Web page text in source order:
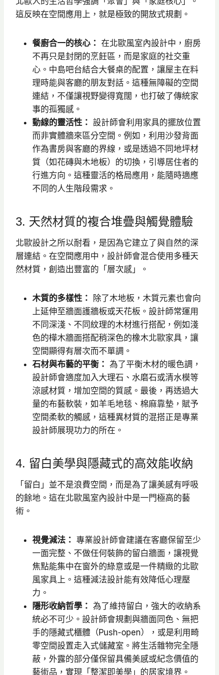
這反映在空間應用上，就是極致的開放式規劃。
餐廚合一的核心： 在北歐風室內設計中，廚房
不再只是封閉的烹飪區，而是家庭的社交重
心。中島吧台結合大餐桌的配置，讓屋主在料
理時能與客廳的朋友對話。這種無障礙的空間
連結，不僅讓視野變得寬闊，也打破了傳統家
事的孤獨感。
動線的靈活性： 設計師會利用家具的擺放位置
而非實體牆來區分空間。例如，利用沙發背面
作為書房與客廳的界線，或是透過不同地坪材
質（如花磚與木地板）的切換，引導居住者的
行進方向。這種靈活的格局應用，能隨時適應
不同的人生階段需求。
3. 天然材質的複合堆疊與觸覺體驗
北歐設計之所以耐看，是因為它建立了與自然的深
層連結。在空間應用中，設計師會混合使用多種天
然材質，創造出豐富的「層次感」。
木質的多樣性：
除了木地板，木質元素也會向
上延伸至牆面護牆板或天花板。設計師常運用
不同深淺、不同紋理的木材進行搭配，例如淺
色的樺木牆面搭配稍深色的橡木北歐家具，讓
空間顯得有層次而不單調。
石材與布藝的平衡： 為了平衡木材的暖色調，
設計師會適度加入大理石、水磨石或清水模等
涼感材質，增加空間的質感。最後，再透過大
量的布藝軟裝，如羊毛地毯、棉麻靠墊，賦予
空間柔軟的觸感，這種異材質的混搭正是專業
設計師展現功力的所在。
4. 留白美學與隱藏式的高效能收納
「留白」並不是浪費空間，而是為了讓美感有呼吸
的餘地。這在北歐風室內設計中是一門極高的藝
術。
視覺減法： 專業設計師會建議在客廳保留至少
一面完整、不做任何裝飾的留白牆面，讓視覺
焦點能集中在窗外的綠意或是一件精緻的北歐
風家具上。這種減法設計能有效降低心理壓
力。
隱形收納哲學： 為了維持留白，強大的收納系
統必不可少。設計師會規劃與牆面同色、無把
手的隱藏式櫃體（Push-open），或是利用畸
零空間設置走入式儲藏室。將生活雜物完全隱
蔽，外露的部分僅保留具備美感或紀念價值的
藝術品，實現「整潔即美學」的居家境界。